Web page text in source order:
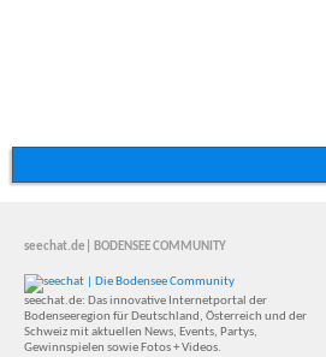
seechat.de| BODENSEE COMMUNITY
seechat.de: Das innovative Internetportal der
Bodenseeregion für Deutschland, Österreich und der
Schweiz mit aktuellen News, Events, Partys,
Gewinnspielen sowie Fotos + Videos.